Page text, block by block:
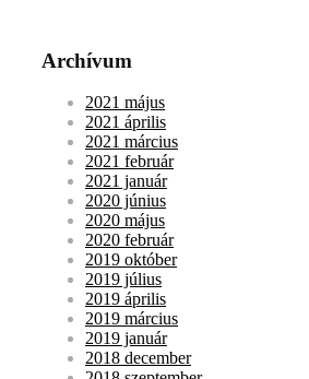
Archívum
2021 május
2021 április
2021 március
2021 február
2021 január
2020 június
2020 május
2020 február
2019 október
2019 július
2019 április
2019 március
2019 január
2018 december